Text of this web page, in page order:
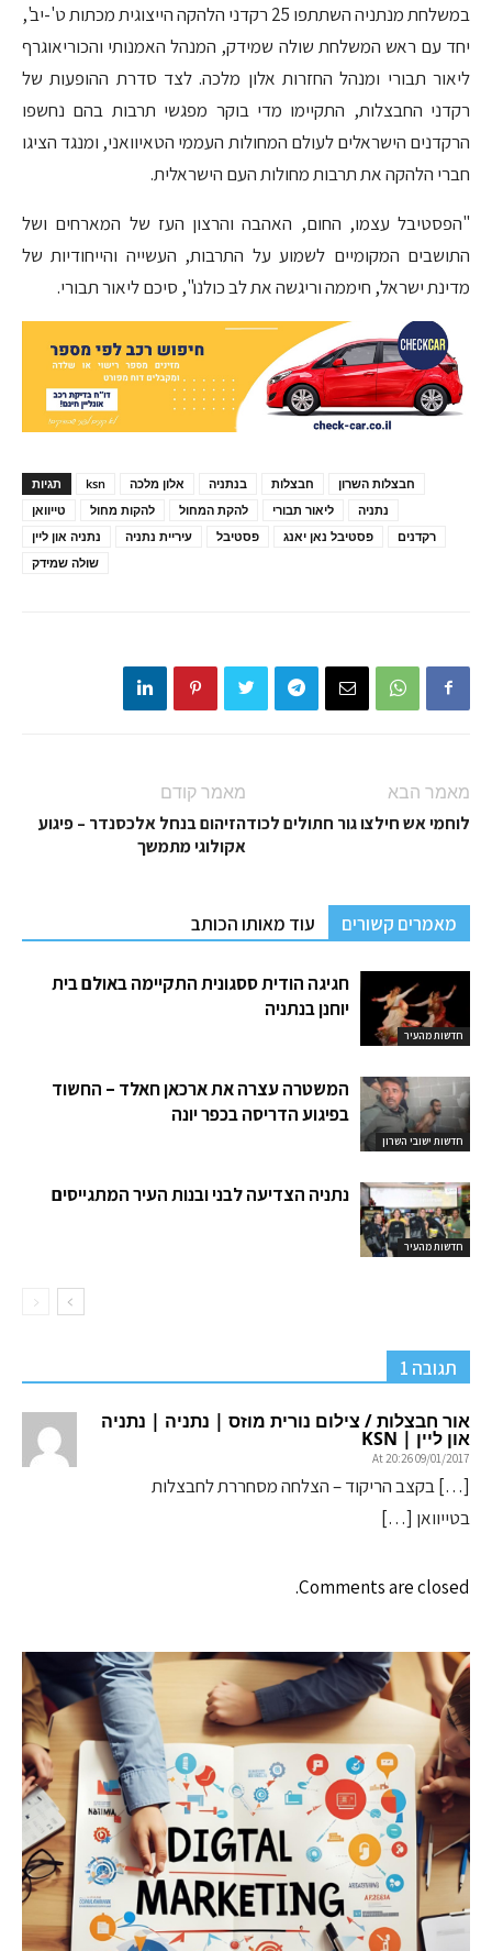
במשלחת מנתניה השתתפו 25 רקדני הלהקה הייצוגית מכתות ט'-יב',
יחד עם ראש המשלחת שולה שמידק, המנהל האמנותי והכוריאוגרף
ליאור תבורי ומנהל החזרות אלון מלכה. לצד סדרת ההופעות של
רקדני החבצלות, התקיימו מדי בוקר מפגשי תרבות בהם נחשפו
הרקדנים הישראלים לעולם המחולות העממי הטאיוואני, ומנגד הציגו
חברי הלהקה את תרבות מחולות העם הישראלית.
"הפסטיבל עצמו, החום, האהבה והרצון העז של המארחים ושל
התושבים המקומיים לשמוע על התרבות, העשייה והייחודיות של
מדינת ישראל, חיממה וריגשה את לב כולנו", סיכם ליאור תבורי.
תגיות ksn אלון מלכה בנתניה חבצלות
חבצלות השרון
טייוואן
להקות מחול להקת המחול ליאור תבורי
נתניה
נתניה און ליין
עיריית נתניה פסטיבל פסטיבל נאן יאנג
רקדנים
שולה שמידק
מאמר קודם
הזיהום בנחל אלכסנדר – פיגוע
אקולוגי מתמשך
מאמר הבא
לוחמי אש חילצו גור חתולים לכוד
מאמרים קשורים עוד מאותו הכותב
חדשות מהעיר
חגיגה הודית ססגונית התקיימה באולם בית
יוחנן בנתניה
חדשות ישובי השרון
המשטרה עצרה את ארכאן חאלד – החשוד
בפיגוע הדריסה בכפר יונה
חדשות מהעיר
נתניה הצדיעה לבני ובנות העיר המתגייסים
תגובה 1
אור חבצלות / צילום נורית מוזס | נתניה | נתניה
און ליין | KSN
09/01/2017 At 20:26
[…] בקצב הריקוד – הצלחה מסחררת לחבצלות
בטייוואן […]
Comments are closed.